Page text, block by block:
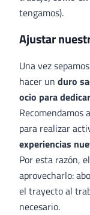
tengamos).
Ajustar
Una vez
hacer un duro
ocio para
Recomendamos
para realizar
experiencias
Por esta razón,
aprovecharlo:
el trayecto al
necesario.